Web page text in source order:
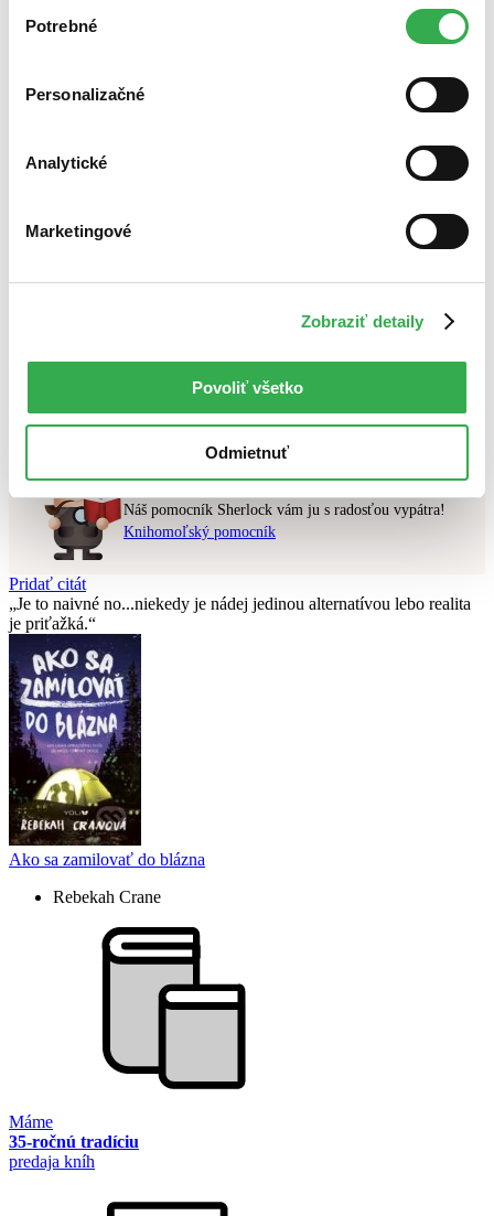
nám pomohlo, keby sme mohli používať všetky tieto
súhlasu
Potrebné
Personalizačné
Analytické
Marketingové
Zobraziť detaily
Povoliť všetko
Odmietnuť
Zúžiť výber
Bestsellery
Najdrahšie
vyhovujúci zadaným podmienkam.
Skúste prosím zmeniť vyhľadávaný výraz.
Chcete poradiť knihu?
Náš pomocník Sherlock vám ju s radosťou vypátra!
Knihomoľský pomocník
Pridať citát
Je to naivné no...niekedy je nádej jedinou alternatívou lebo realita
je priťažká.
Ako sa zamilovať do blázna
Rebekah Crane
Máme
35-ročnú tradíciu
predaja kníh